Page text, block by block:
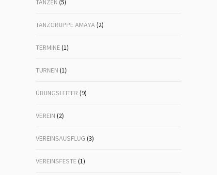
TANZEN (5)
TANZGRUPPE AMAYA(2)
TERMINE(1)
TURNEN (1)
ÜBUNGSLEITER (9)
VEREIN (2)
VEREINSAUSFLUG (3)
VEREINSFESTE(1)